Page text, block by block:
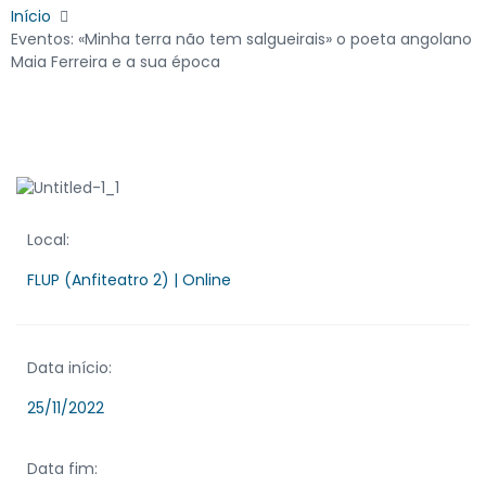
Início
Eventos: «Minha terra não tem salgueirais» o poeta angolano
Maia Ferreira e a sua época
Local:
FLUP (Anfiteatro 2) | Online
Data início:
25/11/2022
Data fim: